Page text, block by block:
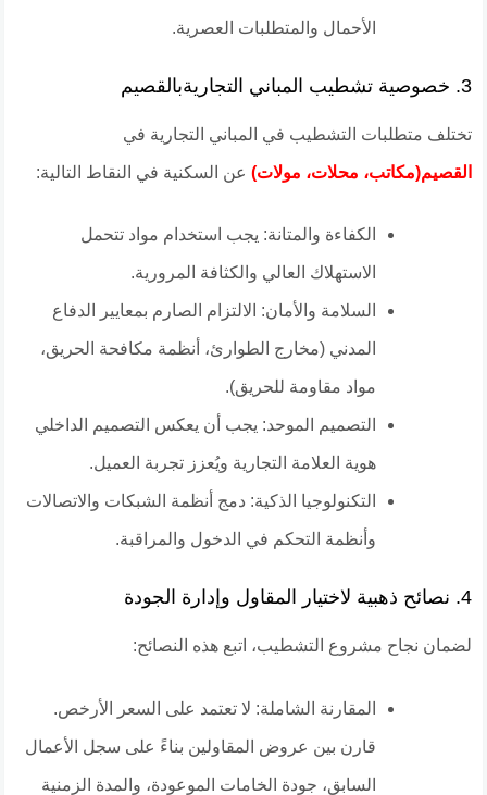
الأحمال والمتطلبات العصرية.
​3. خصوصية تشطيب المباني التجاريةبالقصيم
​تختلف متطلبات التشطيب في المباني التجارية في
القصيم(مكاتب، محلات، مولات) عن السكنية في النقاط التالية:
​الكفاءة والمتانة: يجب استخدام مواد تتحمل
الاستهلاك العالي والكثافة المرورية.
​السلامة والأمان: الالتزام الصارم بمعايير الدفاع
المدني (مخارج الطوارئ، أنظمة مكافحة الحريق،
مواد مقاومة للحريق).
​التصميم الموحد: يجب أن يعكس التصميم الداخلي
هوية العلامة التجارية ويُعزز تجربة العميل.
​التكنولوجيا الذكية: دمج أنظمة الشبكات والاتصالات
وأنظمة التحكم في الدخول والمراقبة.
​4. نصائح ذهبية لاختيار المقاول وإدارة الجودة
​لضمان نجاح مشروع التشطيب، اتبع هذه النصائح:
​المقارنة الشاملة: لا تعتمد على السعر الأرخص.
قارن بين عروض المقاولين بناءً على سجل الأعمال
السابق، جودة الخامات الموعودة، والمدة الزمنية